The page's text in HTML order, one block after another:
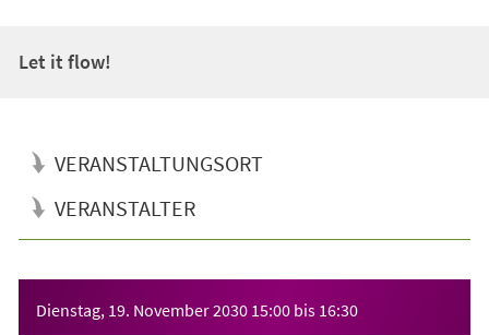
Let it flow!
VERANSTALTUNGSORT
VERANSTALTER
Dienstag, 19. November 2030 15:00 bis 16:30